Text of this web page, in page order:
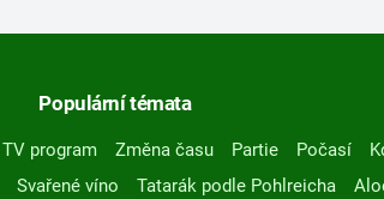
Populární témata
TV program Změna času Partie Počasí
Svařené víno Tatarák podle Pohlreicha